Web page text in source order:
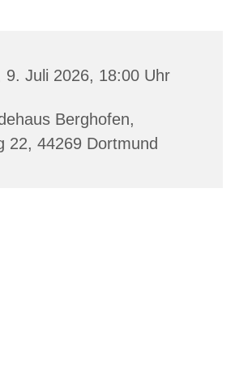
9. Juli 2026, 18:00 Uhr
Berghofen,
22, 44269 Dortmund